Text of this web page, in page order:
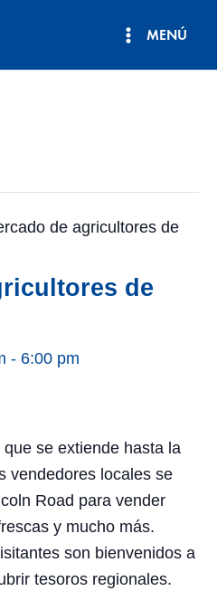
MENÚ
de agricultores de
de
- 6:00 pm
se extiende hasta la
vendedores locales se
Road para vender
y mucho más.
son bienvenidos a
tesoros regionales.